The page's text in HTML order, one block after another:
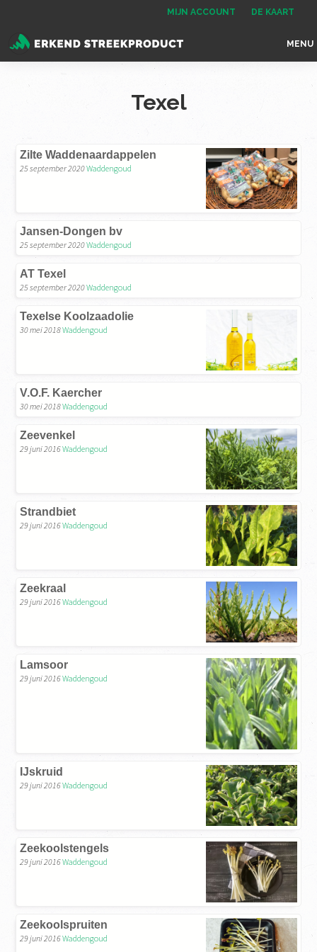
naar
de
naar
de
naar
de
MIJN ACCOUNT DE KAART
Erkend
het
enige
keurmerk
voor
MENU
Texel
Zilte Waddenaardappelen
25 september 2020Waddengoud
Jansen-Dongen bv
25 september 2020Waddengoud
AT Texel
25 september 2020Waddengoud
Texelse Koolzaadolie
30 mei 2018Waddengoud
V.O.F. Kaercher
30 mei 2018Waddengoud
Zeevenkel
29 juni 2016Waddengoud
Strandbiet
29 juni 2016Waddengoud
Zeekraal
29 juni 2016Waddengoud
Lamsoor
29 juni 2016Waddengoud
IJskruid
29 juni 2016Waddengoud
Zeekoolstengels
29 juni 2016Waddengoud
Zeekoolspruiten
29 juni 2016Waddengoud